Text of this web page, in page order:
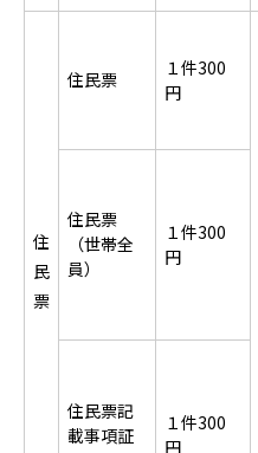
住
民
票
住民票
１件300
円
住民票
（世帯全
員）
１件300
円
住民票記
載事項証
１件300
円